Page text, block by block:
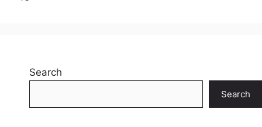
Search
Search